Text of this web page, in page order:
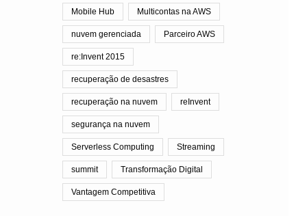
Mobile Hub Multicontas na AWS
nuvem gerenciada Parceiro AWS
re:Invent 2015
recuperação de desastres
recuperação na nuvem reInvent
segurança na nuvem
Serverless Computing Streaming
summit Transformação Digital
Vantagem Competitiva